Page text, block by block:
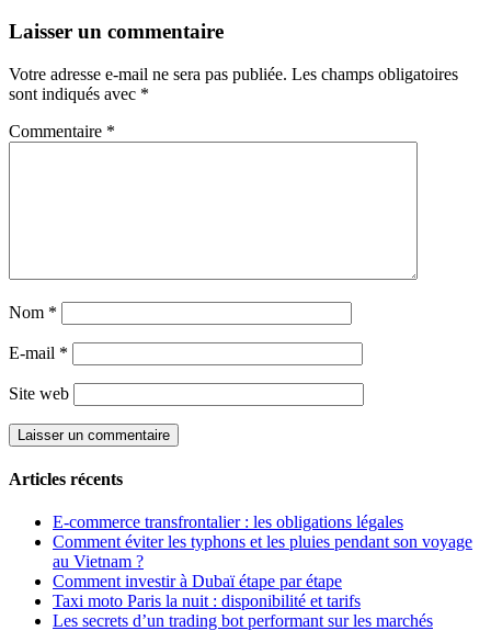
Laisser un commentaire
Votre adresse e-mail ne sera pas publiée. Les champs obligatoires
sont indiqués avec *
Commentaire *
Nom *
E-mail *
Site web
Articles récents
E-commerce transfrontalier : les obligations légales
Comment éviter les typhons et les pluies pendant son voyage
au Vietnam ?
Comment investir à Dubaï étape par étape
Taxi moto Paris la nuit : disponibilité et tarifs
Les secrets d’un trading bot performant sur les marchés